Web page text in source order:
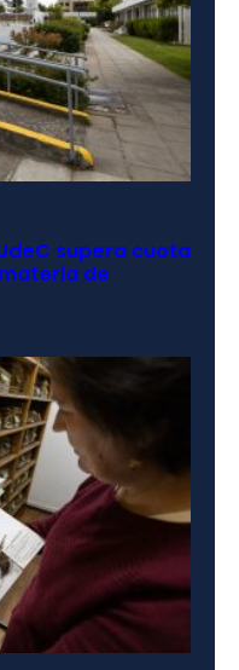
supera cuota
de